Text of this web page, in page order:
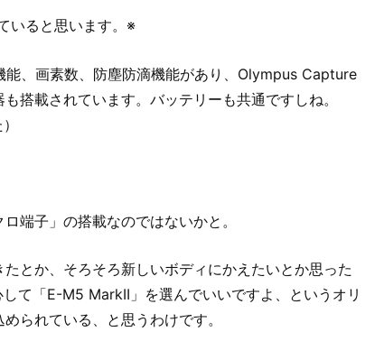
いると思います。※
、画素数、防塵防滴機能があり、Olympus Capture
搭載されています。バッテリーも共通ですしね。
端子」の搭載なのではないかと。
とか、そろそろ新しいボディにかえたいとか思った
て「E-M5 MarkII」を選んでいいですよ、というオリ
られている、と思うわけです。